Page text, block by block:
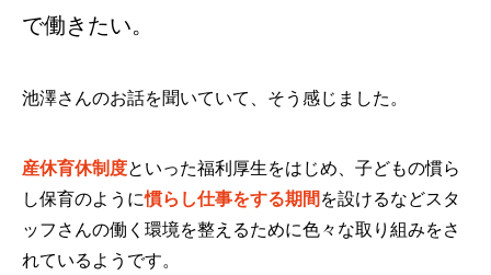
で働きたい。
池澤さんのお話を聞いていて、そう感じました。
産休育休制度といった福利厚生をはじめ、子どもの慣ら
し保育のように慣らし仕事をする期間 を設けるなどスタ
ッフさんの働く環境を整えるために色々な取り組みをさ
れているようです。